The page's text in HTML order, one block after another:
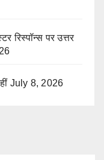
रिस्पॉन्स पर उत्तर
July 8, 2026